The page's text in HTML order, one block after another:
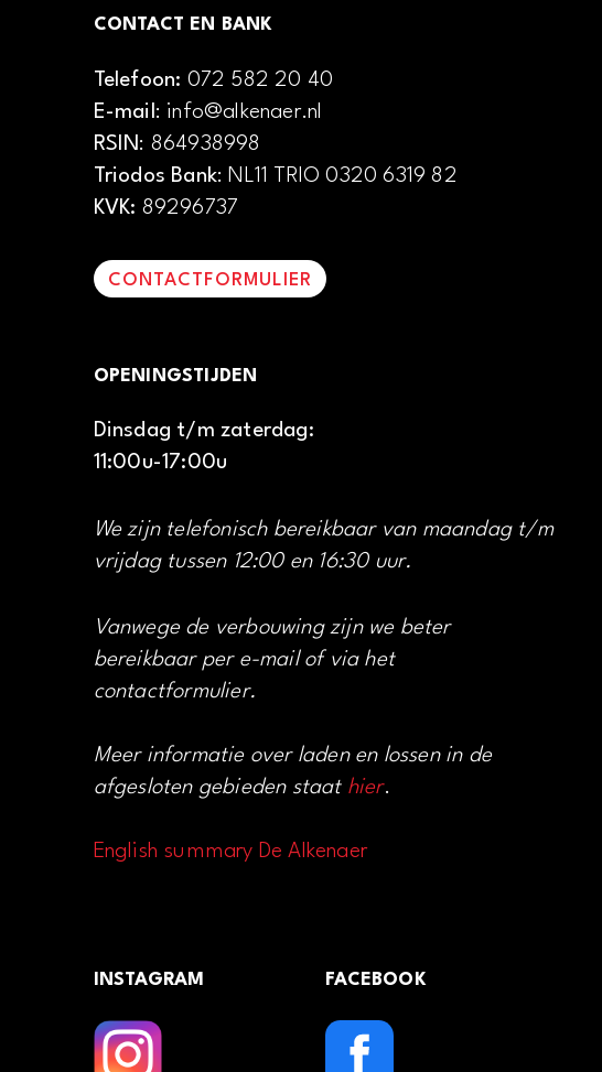
CONTACT EN BANK
Telefoon: 072 582 20 40
E-mail: info@alkenaer.nl
RSIN: 864938998
Triodos Bank: NL11 TRIO 0320 6319 82
KVK: 89296737
CONTACTFORMULIER
OPENINGSTIJDEN
Dinsdag t/m zaterdag:
11:00u-17:00u
We zijn telefonisch bereikbaar van maandag t/m
vrijdag tussen 12:00 en 16:30 uur.
Vanwege de verbouwing zijn we beter
bereikbaar per e-mail of via het
contactformulier.
Meer informatie over laden en lossen in de
afgesloten gebieden staat hier.
English summary De Alkenaer
INSTAGRAM FACEBOOK